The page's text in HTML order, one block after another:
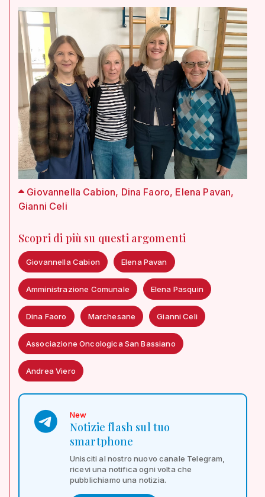
Giovannella Cabion, Dina Faoro, Elena Pavan,
Gianni Celi
Scopri di più su questi argomenti
Giovannella Cabion Elena Pavan
Amministrazione Comunale Elena Pasquin
Dina Faoro Marchesane Gianni Celi
Associazione Oncologica San Bassiano
Andrea Viero
New
Notizie flash sul tuo
smartphone
Unisciti al nostro nuovo canale Telegram,
ricevi una notifica ogni volta che
pubblichiamo una notizia.